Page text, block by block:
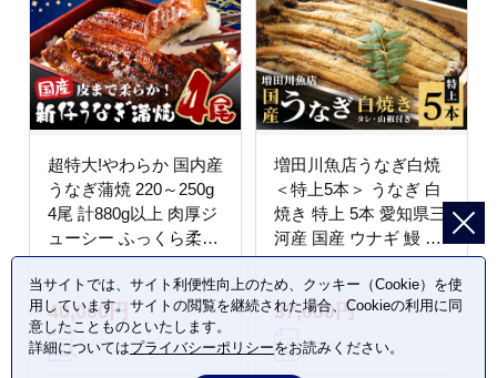
超特大!やわらか 国内産
うなぎ蒲焼 220～250g
4尾 計880g以上 肉厚ジ
ューシー ふっくら柔ら
か ブランド鰻使用 秘伝
のタレ・山椒付き 湯煎
で簡単調理 うな丼 うな
重 贈答用 ギフト 冷蔵
配送 茨城県 潮来市
40,000円
増田川魚店うなぎ白焼
＜特上5本＞ うなぎ 白
焼き 特上 5本 愛知県三
河産 国産 ウナギ 鰻 し
らやき タレ 山椒付き
炭火焼き 冷蔵便 贈答用
ギフト 家庭用 土用の丑
001)
37,000円
当サイトでは、サイト利便性向上のため、クッキー（Cookie）を使
用しています。サイトの閲覧を継続された場合、Cookieの利用に同
意したことものといたします。
詳細についてはプライバシーポリシーをお読みください。